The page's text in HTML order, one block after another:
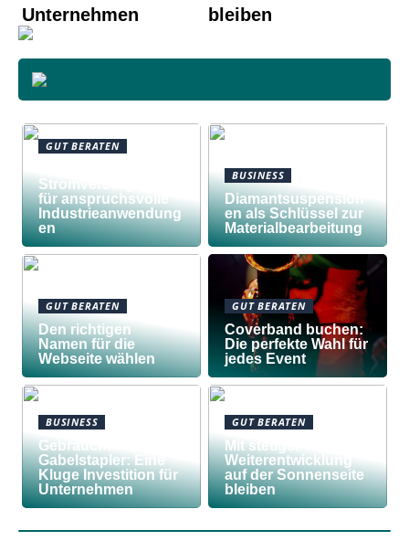
Unternehmen
bleiben
GUT BERATEN
Stromversorgungen
für anspruchsvolle
Industrieanwendung
en
BUSINESS
Diamantsuspension
en als Schlüssel zur
Materialbearbeitung
GUT BERATEN
Den richtigen
Namen für die
Webseite wählen
GUT BERATEN
Coverband buchen:
Die perfekte Wahl für
jedes Event
BUSINESS
Gebrauchte
Gabelstapler: Eine
Kluge Investition für
Unternehmen
GUT BERATEN
Mit stetiger
Weiterentwicklung
auf der Sonnenseite
bleiben